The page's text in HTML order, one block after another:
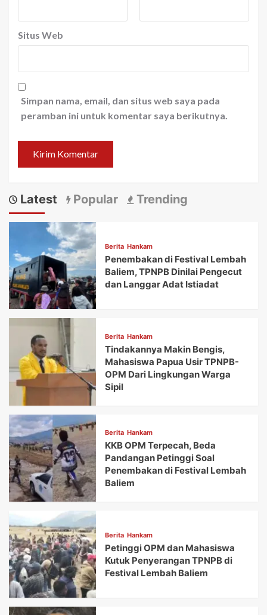
Situs Web
Simpan nama, email, dan situs web saya pada
peramban ini untuk komentar saya berikutnya.
Latest Popular Trending
Berita Hankam
Penembakan di Festival Lembah
Baliem, TPNPB Dinilai Pengecut
dan Langgar Adat Istiadat
Berita Hankam
Tindakannya Makin Bengis,
Mahasiswa Papua Usir TPNPB-
OPM Dari Lingkungan Warga
Sipil
Berita Hankam
KKB OPM Terpecah, Beda
Pandangan Petinggi Soal
Penembakan di Festival Lembah
Baliem
Berita Hankam
Petinggi OPM dan Mahasiswa
Kutuk Penyerangan TPNPB di
Festival Lembah Baliem